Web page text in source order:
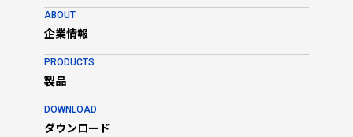
ABOUT
企業情報
PRODUCTS
製品
DOWNLOAD
ダウンロード